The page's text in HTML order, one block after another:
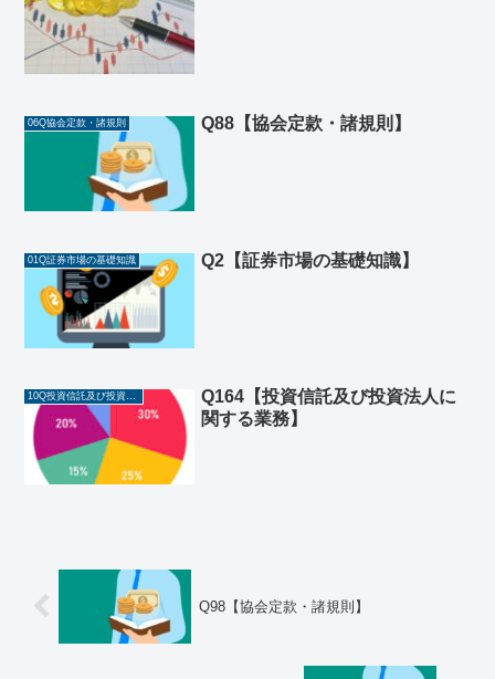
06Q協会定款・諸規則 Q88【協会定款・諸規則】
01Q証券市場の基礎知識 Q2【証券市場の基礎知識】
10Q投資信託及び投資法人に関する業務
Q164【投資信託及び投資法人に
関する業務】
Q98【協会定款・諸規則】